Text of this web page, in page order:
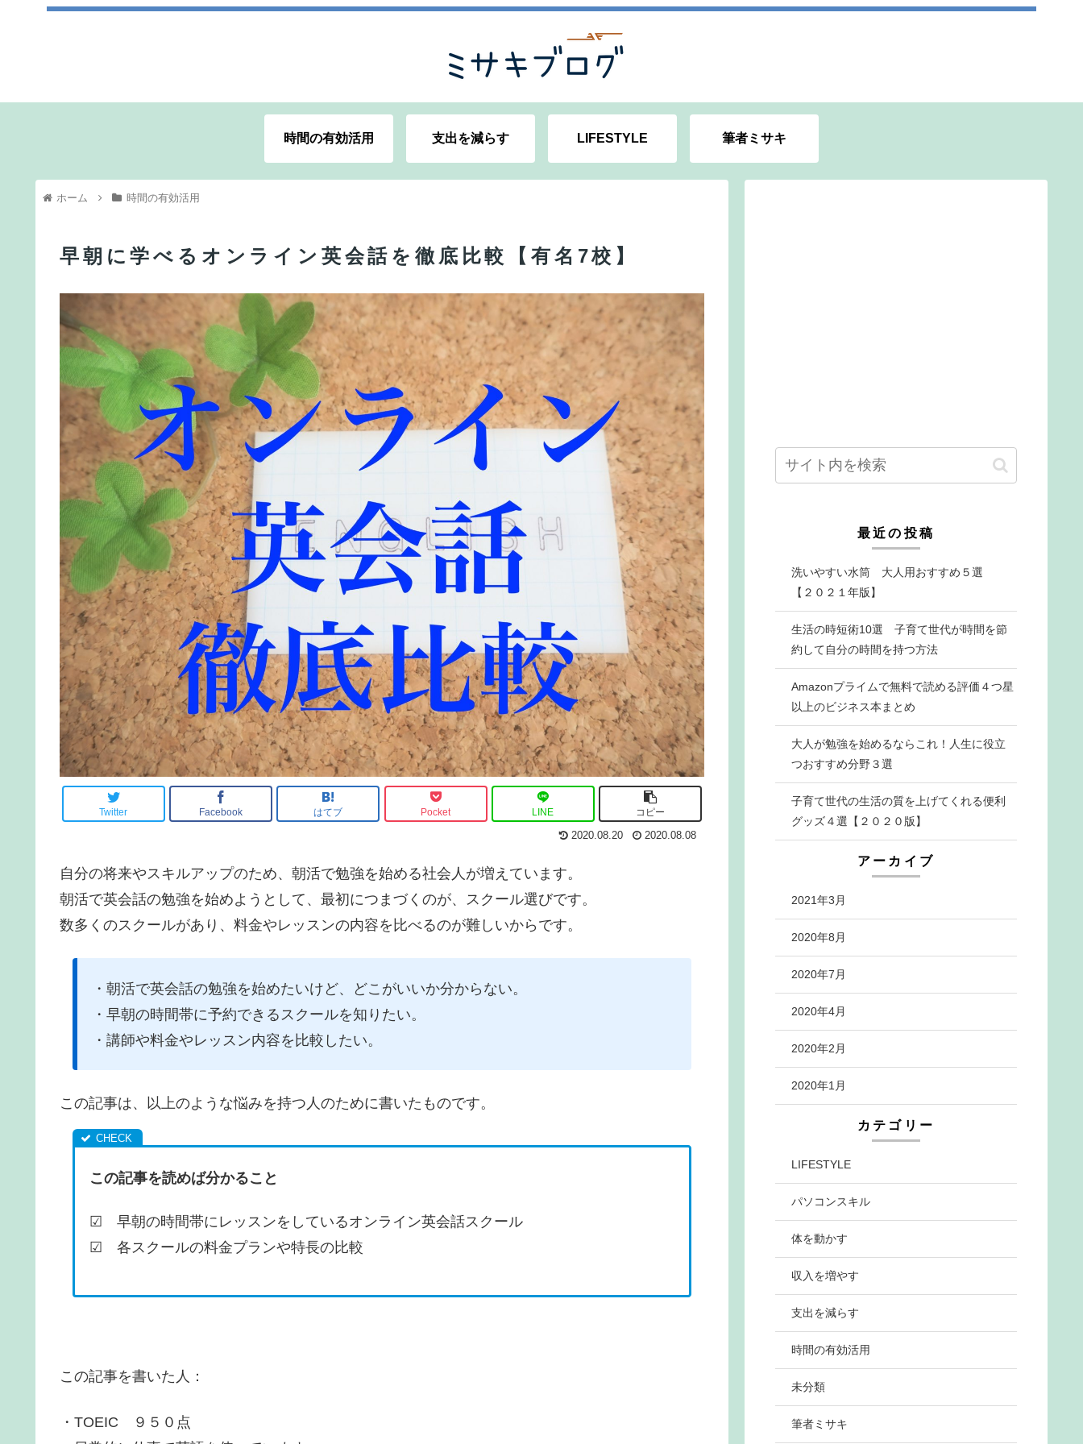
時間の有効活用 支出を減らす LIFESTYLE 筆者ミサキ
ホーム 時間の有効活用
早朝に学べるオンライン英会話を徹底比較【有名7校】
Twitter Facebook はてブ Pocket LINE コピー
2020.08.20 2020.08.08
自分の将来やスキルアップのため、朝活で勉強を始める社会人が増えています。
朝活で英会話の勉強を始めようとして、最初につまづくのが、スクール選びです。
数多くのスクールがあり、料金やレッスンの内容を比べるのが難しいからです。
・朝活で英会話の勉強を始めたいけど、どこがいいか分からない。
・早朝の時間帯に予約できるスクールを知りたい。
・講師や料金やレッスン内容を比較したい。
この記事は、以上のような悩みを持つ人のために書いたものです。
この記事を読めば分かること
☑ 早朝の時間帯にレッスンをしているオンライン英会話スクール
☑ 各スクールの料金プランや特長の比較
この記事を書いた人：
・TOEIC ９５０点
最近の投稿
洗いやすい水筒 大人用おすすめ５選
【２０２１年版】
生活の時短術10選 子育て世代が時間を節
約して自分の時間を持つ方法
Amazonプライムで無料で読める評価４つ星
以上のビジネス本まとめ
大人が勉強を始めるならこれ！人生に役立
つおすすめ分野３選
子育て世代の生活の質を上げてくれる便利
グッズ４選【２０２０版】
アーカイブ
2021年3月
2020年8月
2020年7月
2020年4月
2020年2月
2020年1月
カテゴリー
LIFESTYLE
パソコンスキル
体を動かす
収入を増やす
支出を減らす
時間の有効活用
未分類
筆者ミサキ